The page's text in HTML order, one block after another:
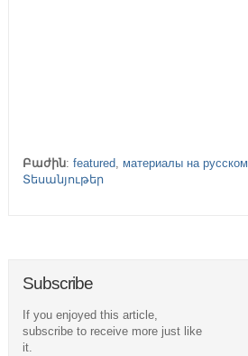
Բաժին: featured, материалы на русском
Տեսանյութեր
Subscribe
If you enjoyed this article,
subscribe to receive more just like
it.